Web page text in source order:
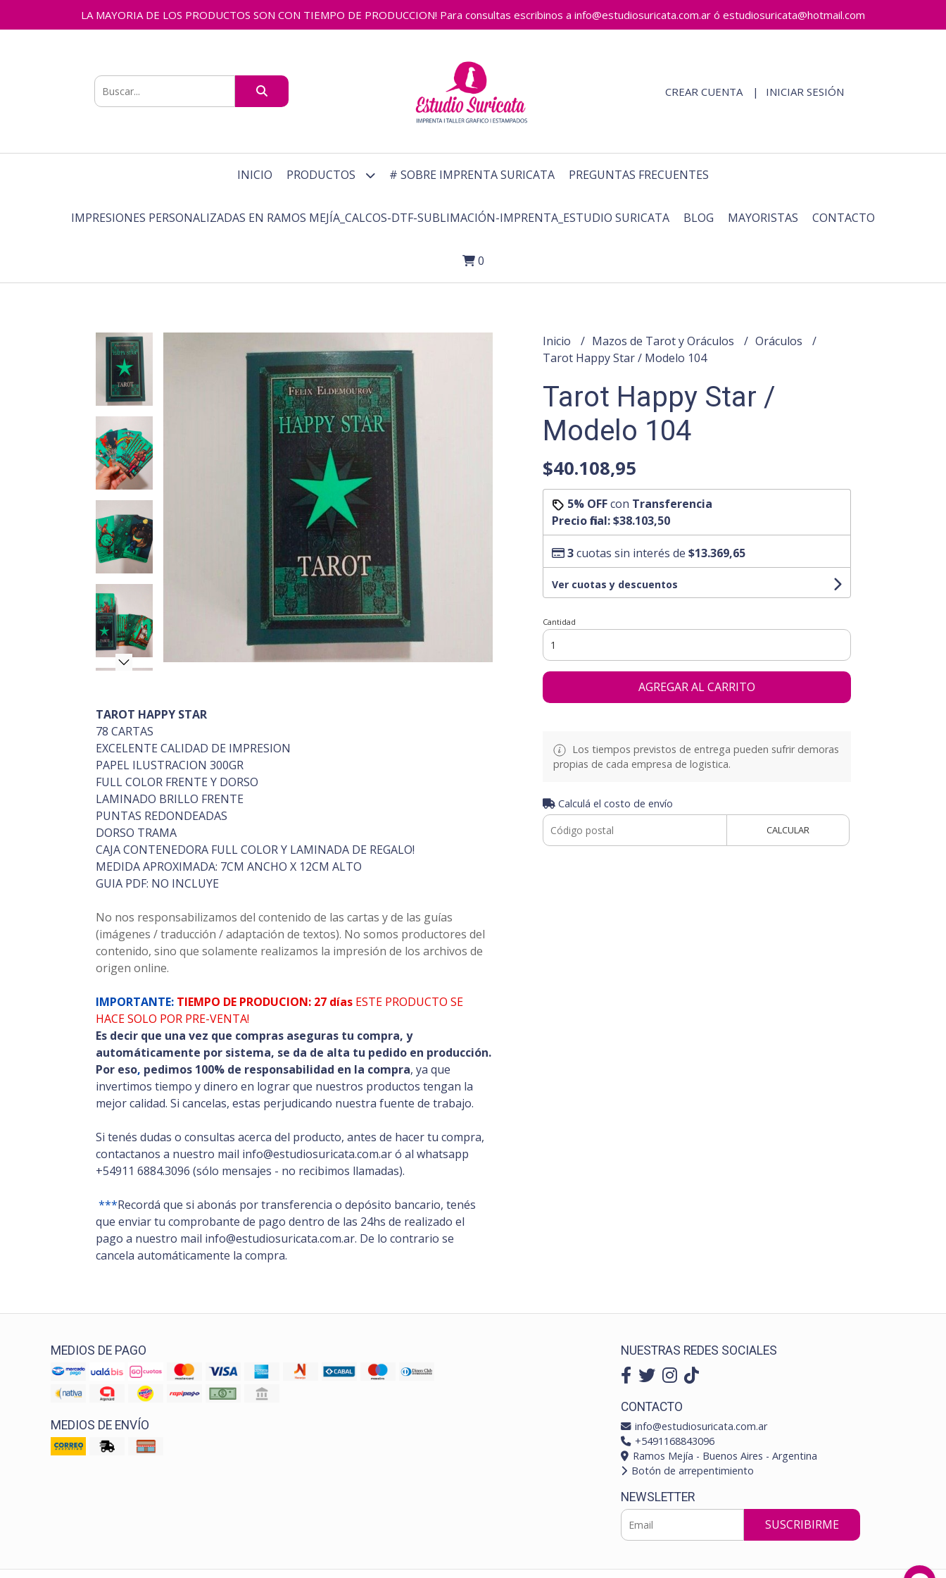
LA MAYORIA DE LOS PRODUCTOS SON CON TIEMPO DE PRODUCCION! Para consultas escribinos a info@estudiosuricata.com.ar ó estudiosuricata@hotmail.com
CREAR CUENTA INICIAR SESIÓN
INICIO PRODUCTOS # SOBRE IMPRENTA SURICATA PREGUNTAS FRECUENTES
IMPRESIONES PERSONALIZADAS EN RAMOS MEJÍA_CALCOS-DTF-SUBLIMACIÓN-IMPRENTA_ESTUDIO SURICATA BLOG MAYORISTAS CONTACTO
0
TAROT HAPPY STAR
78 CARTAS
EXCELENTE CALIDAD DE IMPRESION
PAPEL ILUSTRACION 300GR
FULL COLOR FRENTE Y DORSO
LAMINADO BRILLO FRENTE
PUNTAS REDONDEADAS
DORSO TRAMA
CAJA CONTENEDORA FULL COLOR Y LAMINADA DE REGALO!
MEDIDA APROXIMADA: 7CM ANCHO X 12CM ALTO
GUIA PDF: NO INCLUYE
No nos responsabilizamos del contenido de las cartas y de las guías
(imágenes / traducción / adaptación de textos). No somos productores del
contenido, sino que solamente realizamos la impresión de los archivos de
origen online.
IMPORTANTE: TIEMPO DE PRODUCION: 27 días ESTE PRODUCTO SE
HACE SOLO POR PRE-VENTA!
Es decir que una vez que compras aseguras tu compra, y
automáticamente por sistema, se da de alta tu pedido en producción.
Por eso, pedimos 100% de responsabilidad en la compra, ya que
invertimos tiempo y dinero en lograr que nuestros productos tengan la
mejor calidad. Si cancelas, estas perjudicando nuestra fuente de trabajo.
Si tenés dudas o consultas acerca del producto, antes de hacer tu compra,
contactanos a nuestro mail info@estudiosuricata.com.ar ó al whatsapp
+54911 6884.3096 (sólo mensajes - no recibimos llamadas).
***Recordá que si abonás por transferencia o depósito bancario, tenés
que enviar tu comprobante de pago dentro de las 24hs de realizado el
pago a nuestro mail info@estudiosuricata.com.ar. De lo contrario se
cancela automáticamente la compra.
Inicio Mazos de Tarot y Oráculos
Oráculos
Tarot Happy Star / Modelo 104
Tarot Happy Star /
Modelo 104
$40.108,95
5% OFFcon Transferencia
Precio final:$38.103,50
3cuotas sin interés de $13.369,65
Ver cuotas y descuentos
Cantidad
AGREGAR AL CARRITO
Los tiempos previstos de entrega pueden sufrir demoras
propias de cada empresa de logistica.
Calculá el costo de envío
CALCULAR
MEDIOS DE PAGO
MEDIOS DE ENVÍO
NUESTRAS REDES SOCIALES
CONTACTO
info@estudiosuricata.com.ar
+5491168843096
Ramos Mejía - Buenos Aires - Argentina
Botón de arrepentimiento
NEWSLETTER
SUSCRIBIRME